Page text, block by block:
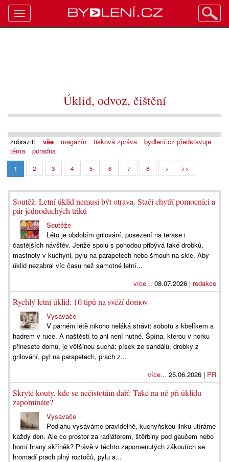
Úklid, odvoz, čištění
zobrazit: vše magazín tisková zpráva
bydlení.cz představuje
téma
poradna
1
2 3 4 5 6 7 8 > >>
Soutěž: Letní úklid nemusí být otrava. Stačí chytří pomocníci a
pár jednoduchých triků
Soutěže
Léto je obdobím grilování, posezení na terase i
častějších návštěv. Jenže spolu s pohodou přibývá také drobků,
mastnoty v kuchyni, pylu na parapetech nebo šmouh na skle. Aby
úklid nezabral víc času než samotné letní...
více... 08.07.2026 | redakce
Rychlý letní úklid: 10 tipů na svěží domov
Vysavače
V parném létě nikoho neláká strávit sobotu s kbelíkem a
hadrem v ruce. A naštěstí to ani není nutné. Špína, kterou v horku
přinesete domů, je většinou suchá: písek ze sandálů, drobky z
grilování, pyl na parapetech, prach z...
více... 25.06.2026 | PR
Skryté kouty, kde se nečistotám daří: Také na ně při úklidu
zapomínáte?
Vysavače
Podlahu vysáváme pravidelně, kuchyňskou linku utíráme
každý den. Ale co prostor za radiátorem, štěrbiny pod gaučem nebo
horní hrany skříněk? Právě v těchto zapomenutých zákoutích se
hromadí prach plný roztočů, pylu a...
Toggle
navigation